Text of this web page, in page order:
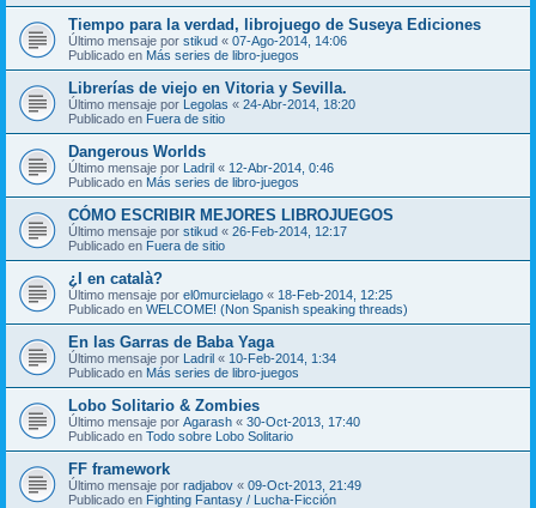
Tiempo para la verdad, librojuego de Suseya Ediciones
Último mensaje por stikud « 07-Ago-2014, 14:06
Publicado en Más series de libro-juegos
Librerías de viejo en Vitoria y Sevilla.
Último mensaje por Legolas « 24-Abr-2014, 18:20
Publicado en Fuera de sitio
Dangerous Worlds
Último mensaje por Ladril « 12-Abr-2014, 0:46
Publicado en Más series de libro-juegos
CÓMO ESCRIBIR MEJORES LIBROJUEGOS
Último mensaje por stikud « 26-Feb-2014, 12:17
Publicado en Fuera de sitio
¿I en català?
Último mensaje por el0murcielago « 18-Feb-2014, 12:25
Publicado en WELCOME! (Non Spanish speaking threads)
En las Garras de Baba Yaga
Último mensaje por Ladril « 10-Feb-2014, 1:34
Publicado en Más series de libro-juegos
Lobo Solitario & Zombies
Último mensaje por Agarash « 30-Oct-2013, 17:40
Publicado en Todo sobre Lobo Solitario
FF framework
Último mensaje por radjabov « 09-Oct-2013, 21:49
Publicado en Fighting Fantasy / Lucha-Ficción